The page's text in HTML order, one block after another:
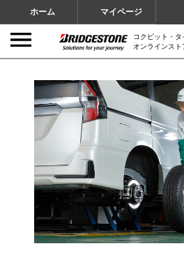
ホーム マイページ
コクピット・
オンラインスト